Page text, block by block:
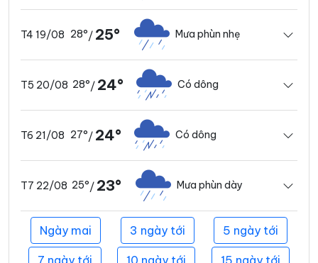
T4 19/08 28°/ 25° Mưa phùn nhẹ
T5 20/08 28°/ 24° Có dông
T6 21/08 27°/ 24° Có dông
T7 22/08 25°/ 23° Mưa phùn dày
Ngày mai 3 ngày tới 5 ngày tới
7 ngày tới 10 ngày tới 15 ngày tới